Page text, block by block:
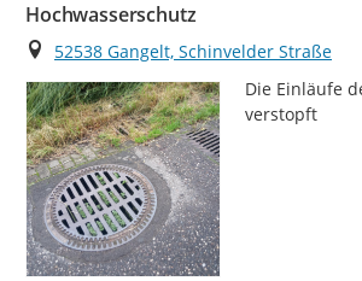
Hochwasserschutz
Ort
52538 Gangelt, Schinvelder Straße
Die Einläufe
verstopft